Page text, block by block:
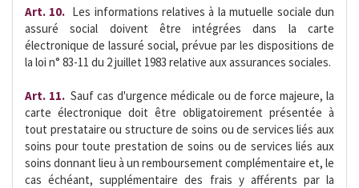
Art. 10.  Les informations relatives à la mutuelle sociale dun
assuré social doivent être intégrées dans la carte
électronique de lassuré social, prévue par les dispositions de
la loi n° 83-11 du 2 juillet 1983 relative aux assurances sociales.
Art. 11. Sauf cas d'urgence médicale ou de force majeure, la
carte électronique doit être obligatoirement présentée à
tout prestataire ou structure de soins ou de services liés aux
soins pour toute prestation de soins ou de services liés aux
soins donnant lieu à un remboursement complémentaire et, le
cas échéant, supplémentaire des frais y afférents par la